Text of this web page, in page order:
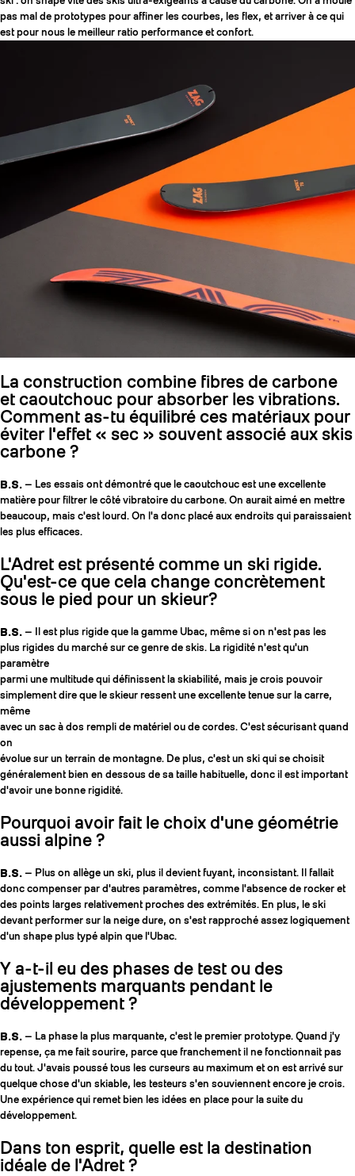
pas mal de prototypes pour affiner les courbes, les flex, et arriver à ce qui
est pour nous le meilleur ratio performance et confort.
La construction combine fibres de carbone
et caoutchouc pour absorber les vibrations.
Comment as-tu équilibré ces matériaux pour
éviter l'effet « sec » souvent associé aux skis
carbone ?
B.S. — Les essais ont démontré que le caoutchouc est une excellente
matière pour filtrer le côté vibratoire du carbone. On aurait aimé en mettre
beaucoup, mais c'est lourd. On l'a donc placé aux endroits qui paraissaient
les plus efficaces.
L'Adret est présenté comme un ski rigide.
Qu'est-ce que cela change concrètement
sous le pied pour un skieur?
B.S. — Il est plus rigide que la gamme Ubac, même si on n'est pas les
plus rigides du marché sur ce genre de skis. La rigidité n'est qu'un
paramètre
parmi une multitude qui définissent la skiabilité, mais je crois pouvoir
simplement dire que le skieur ressent une excellente tenue sur la carre,
même
avec un sac à dos rempli de matériel ou de cordes. C'est sécurisant quand
on
évolue sur un terrain de montagne. De plus, c'est un ski qui se choisit
généralement bien en dessous de sa taille habituelle, donc il est important
d'avoir une bonne rigidité.
Pourquoi avoir fait le choix d'une géométrie
aussi alpine ?
B.S. — Plus on allège un ski, plus il devient fuyant, inconsistant. Il fallait
donc compenser par d'autres paramètres, comme l'absence de rocker et
des points larges relativement proches des extrémités. En plus, le ski
devant performer sur la neige dure, on s'est rapproché assez logiquement
d'un shape plus typé alpin que l'Ubac.
Y a-t-il eu des phases de test ou des
ajustements marquants pendant le
développement ?
B.S. — La phase la plus marquante, c'est le premier prototype. Quand j'y
repense, ça me fait sourire, parce que franchement il ne fonctionnait pas
du tout. J'avais poussé tous les curseurs au maximum et on est arrivé sur
quelque chose d'un skiable, les testeurs s'en souviennent encore je crois.
Une expérience qui remet bien les idées en place pour la suite du
développement.
Dans ton esprit, quelle est la destination
idéale de l'Adret ?